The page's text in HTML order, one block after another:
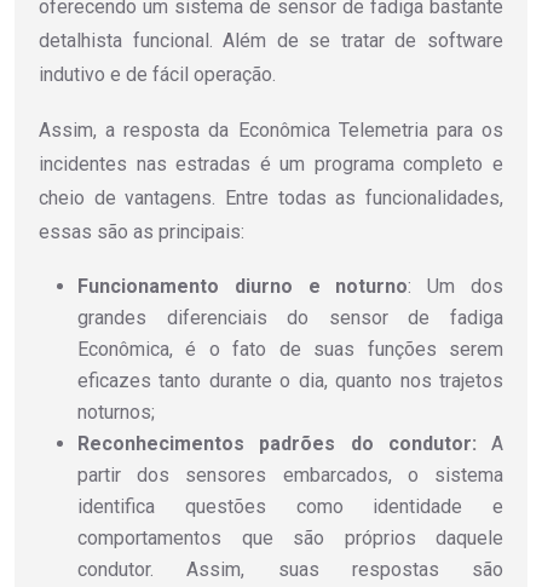
oferecendo um sistema de sensor de fadiga bastante
detalhista funcional. Além de se tratar de software
indutivo e de fácil operação.
Assim, a resposta da Econômica Telemetria para os
incidentes nas estradas é um programa completo e
cheio de vantagens. Entre todas as funcionalidades,
essas são as principais:
Funcionamento diurno e noturno: Um dos
grandes diferenciais do sensor de fadiga
Econômica, é o fato de suas funções serem
eficazes tanto durante o dia, quanto nos trajetos
noturnos;
Reconhecimentos padrões do condutor: A
partir dos sensores embarcados, o sistema
identifica questões como identidade e
comportamentos que são próprios daquele
condutor. Assim, suas respostas são